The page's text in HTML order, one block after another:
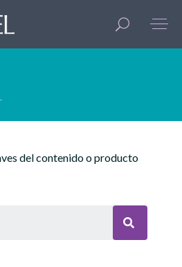
del contenido o producto